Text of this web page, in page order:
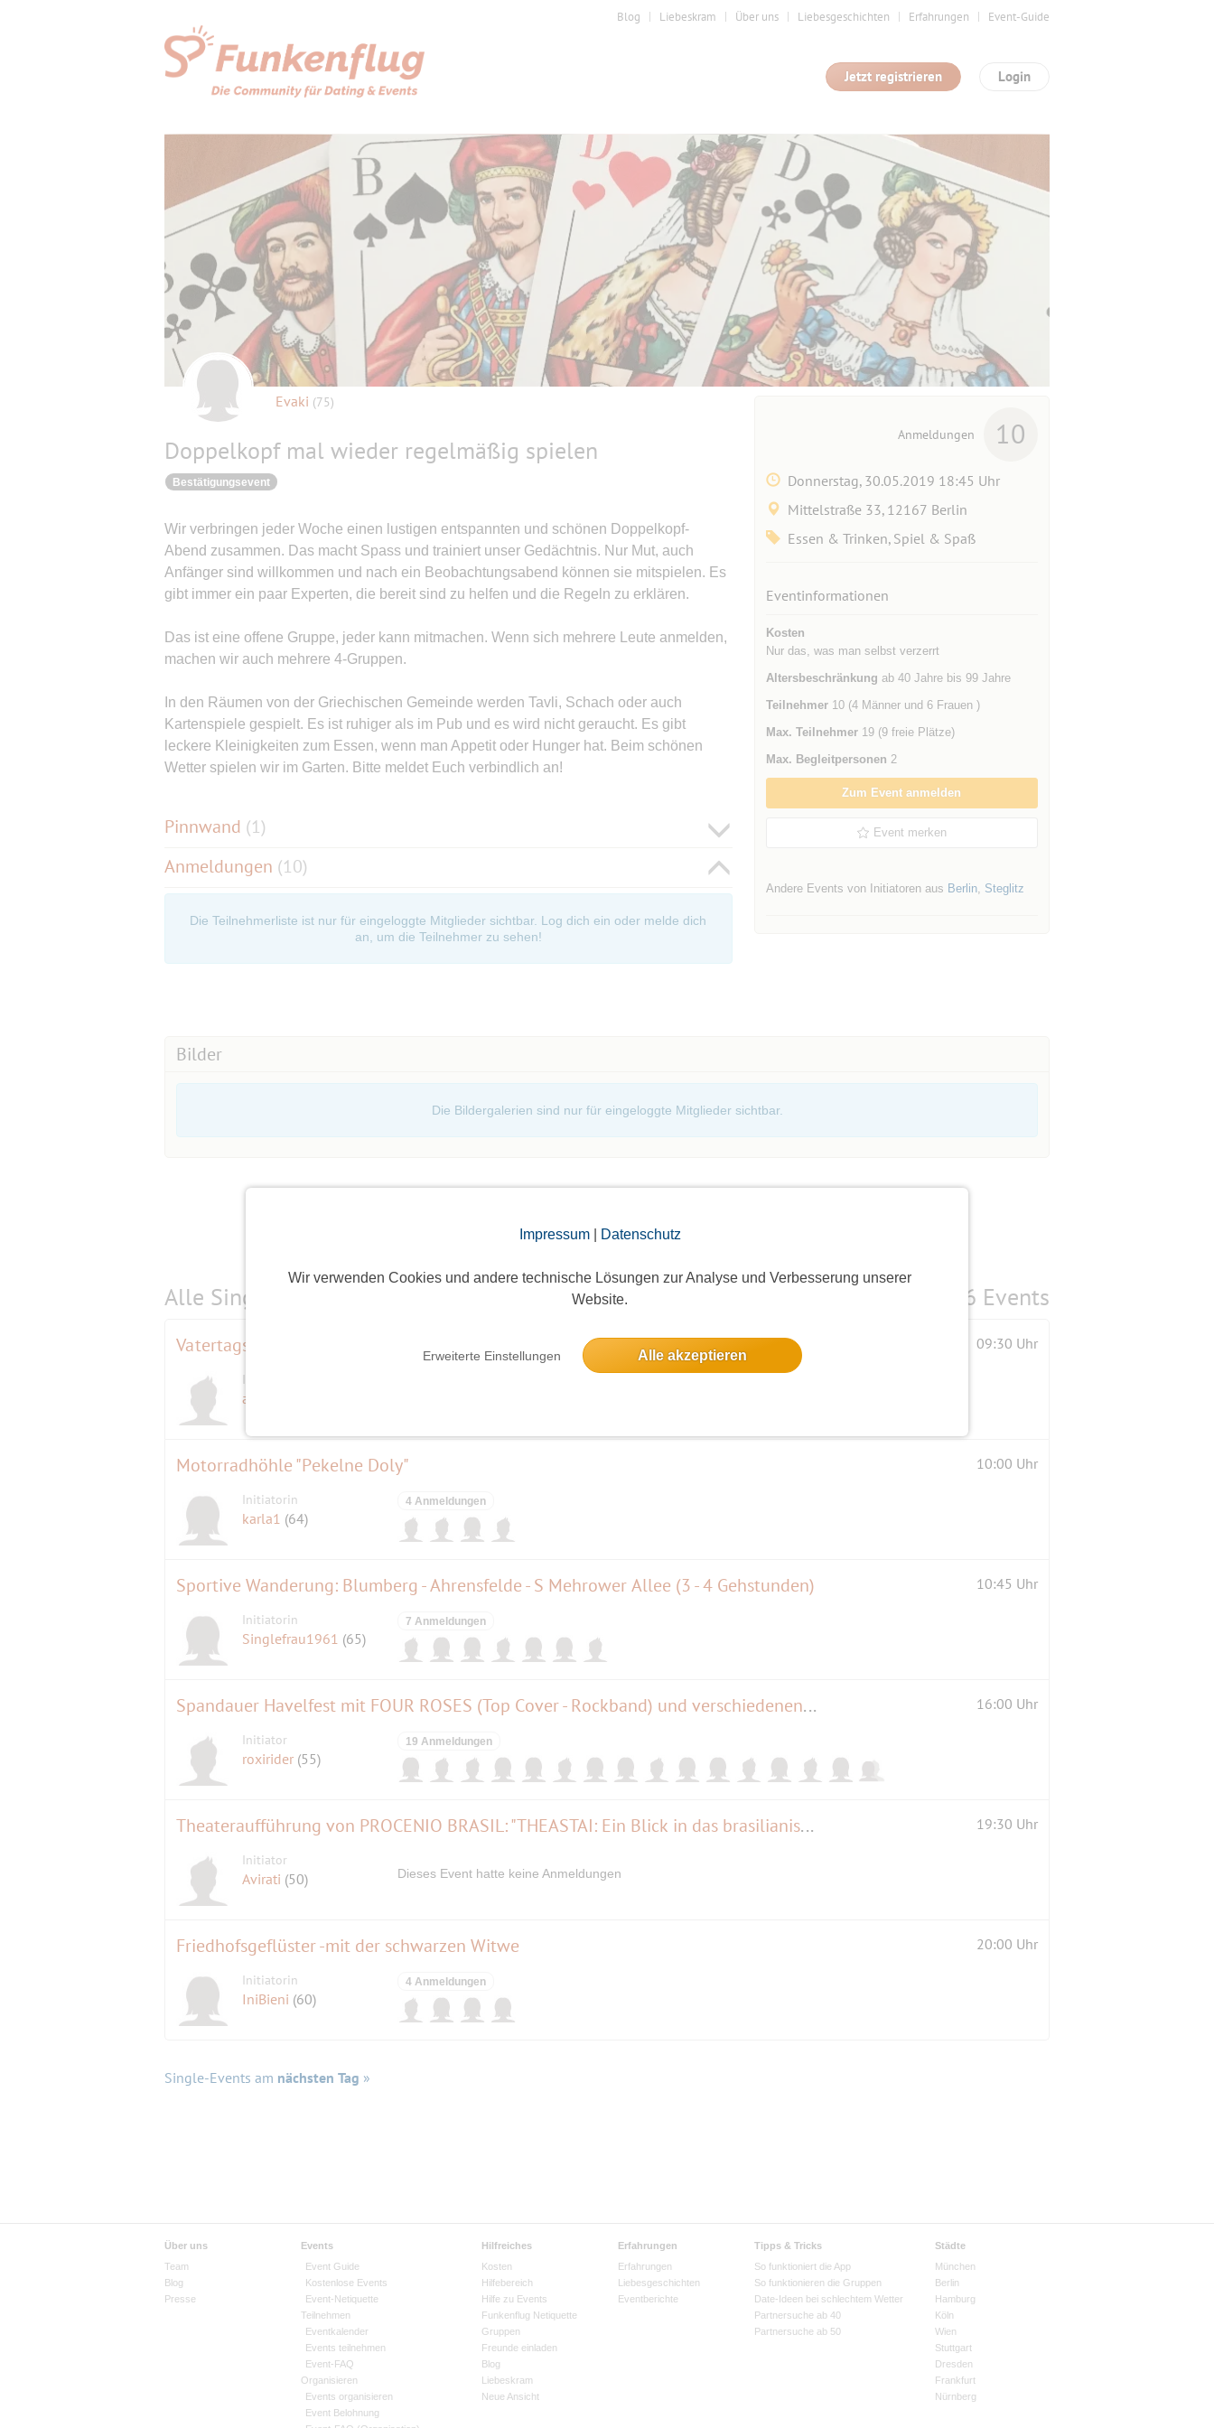
Impressum| Datenschutz
Wir verwenden Cookies und andere technische Lösungen zur Analyse und Verbesserung unserer
Website.
Erweiterte Einstellungen Alle akzeptieren
Blog Liebeskram Über uns Liebesgeschichten Erfahrungen Event-Guide
Login
Jetzt registrieren
Evaki (75)
Doppelkopf mal wieder regelmäßig spielen
Bestätigungsevent
Wir verbringen jeder Woche einen lustigen entspannten und schönen Doppelkopf-
Abend zusammen. Das macht Spass und trainiert unser Gedächtnis. Nur Mut, auch
Anfänger sind willkommen und nach ein Beobachtungsabend können sie mitspielen. Es
gibt immer ein paar Experten, die bereit sind zu helfen und die Regeln zu erklären.
Das ist eine offene Gruppe, jeder kann mitmachen. Wenn sich mehrere Leute anmelden,
machen wir auch mehrere 4-Gruppen.
In den Räumen von der Griechischen Gemeinde werden Tavli, Schach oder auch
Kartenspiele gespielt. Es ist ruhiger als im Pub und es wird nicht geraucht. Es gibt
leckere Kleinigkeiten zum Essen, wenn man Appetit oder Hunger hat. Beim schönen
Wetter spielen wir im Garten. Bitte meldet Euch verbindlich an!
Pinnwand (1)
Anmeldungen (10)
Die Teilnehmerliste ist nur für eingeloggte Mitglieder sichtbar. Log dich ein oder melde dich
an, um die Teilnehmer zu sehen!
Anmeldungen 10
Donnerstag, 30.05.2019 18:45 Uhr
Mittelstraße 33, 12167 Berlin
Essen & Trinken, Spiel & Spaß
Eventinformationen
Kosten
Nur das, was man selbst verzerrt
Altersbeschränkung ab 40 Jahre bis 99 Jahre
Teilnehmer10 (4 Männer und 6 Frauen )
Max. Teilnehmer19 (9 freie Plätze)
Max. Begleitpersonen 2
Zum Event anmelden
Event merken
Andere Events von Initiatoren aus Berlin, Steglitz
Bilder
Die Bildergalerien sind nur für eingeloggte Mitglieder sichtbar.
Alle Single-Events am 6 Events
Vatertagsphantasien werden wahr.... oder so ähnlich! 09:30 Uhr
Initiator
adventurefox
Motorradhöhle "Pekelne Doly" 10:00 Uhr
Initiatorin
karla1 (64)
4 Anmeldungen
Sportive Wanderung: Blumberg - Ahrensfelde - S Mehrower Allee (3 - 4 Gehstunden) 10:45 Uhr
Initiatorin
Singlefrau1961 (65)
7 Anmeldungen
Spandauer Havelfest mit FOUR ROSES (Top Cover - Rockband) und verschiedenen anderen Live-Acts. 16:00 Uhr
Initiator
roxirider (55)
19 Anmeldungen
Theateraufführung von PROCENIO BRASIL: "THEASTAI: Ein Blick in das brasilianische Volkstheater" 19:30 Uhr
Initiator
Avirati (50) Dieses Event hatte keine Anmeldungen
Friedhofsgeflüster -mit der schwarzen Witwe 20:00 Uhr
Initiatorin
IniBieni (60)
4 Anmeldungen
Single-Events am nächsten Tag »
Über uns
Team
Blog
Presse
Events
Event Guide
Kostenlose Events
Event-Netiquette
Teilnehmen
Eventkalender
Events teilnehmen
Event-FAQ
Organisieren
Events organisieren
Event Belohnung
Hilfreiches
Kosten
Hilfebereich
Hilfe zu Events
Funkenflug Netiquette
Gruppen
Freunde einladen
Blog
Liebeskram
Neue Ansicht
Erfahrungen
Erfahrungen
Liebesgeschichten
Eventberichte
Tipps & Tricks
So funktioniert die App
So funktionieren die Gruppen
Date-Ideen bei schlechtem Wetter
Partnersuche ab 40
Partnersuche ab 50
Städte
München
Berlin
Hamburg
Köln
Wien
Stuttgart
Dresden
Frankfurt
Nürnberg